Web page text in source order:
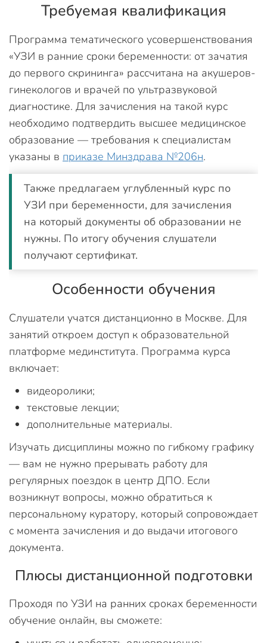
Требуемая квалификация
Программа тематического усовершенствования
«УЗИ в ранние сроки беременности: от зачатия
до первого скрининга» рассчитана на акушеров-
гинекологов и врачей по ультразвуковой
диагностике. Для зачисления на такой курс
необходимо подтвердить высшее медицинское
образование — требования к специалистам
указаны в приказе Минздрава №206н.
Также предлагаем углубленный курс по
УЗИ при беременности, для зачисления
на который документы об образовании не
нужны. По итогу обучения слушатели
получают сертификат.
Особенности обучения
Слушатели учатся дистанционно в Москве. Для
занятий откроем доступ к образовательной
платформе мединститута. Программа курса
включает:
видеоролики;
текстовые лекции;
дополнительные материалы.
Изучать дисциплины можно по гибкому графику
— вам не нужно прерывать работу для
регулярных поездок в центр ДПО. Если
возникнут вопросы, можно обратиться к
персональному куратору, который сопровождает
с момента зачисления и до выдачи итогового
документа.
Плюсы дистанционной подготовки
Проходя по УЗИ на ранних сроках беременности
обучение онлайн, вы сможете: